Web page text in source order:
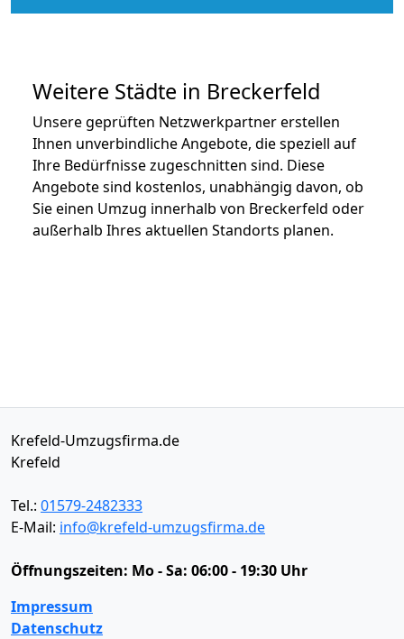
Weitere Städte in Breckerfeld
Unsere geprüften Netzwerkpartner erstellen
Ihnen unverbindliche Angebote, die speziell auf
Ihre Bedürfnisse zugeschnitten sind. Diese
Angebote sind kostenlos, unabhängig davon, ob
Sie einen Umzug innerhalb von Breckerfeld oder
außerhalb Ihres aktuellen Standorts planen.
Krefeld-Umzugsfirma.de
Krefeld
Tel.: 01579-2482333
E-Mail: info@krefeld-umzugsfirma.de
Öffnungszeiten: Mo - Sa: 06:00 - 19:30 Uhr
Impressum
Datenschutz